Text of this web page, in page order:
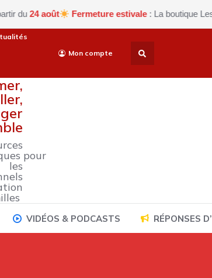
Fermeture estivale: La boutique Les petits
Mon compte
pour
les
VIDÉOS & PODCASTS RÉPONSES